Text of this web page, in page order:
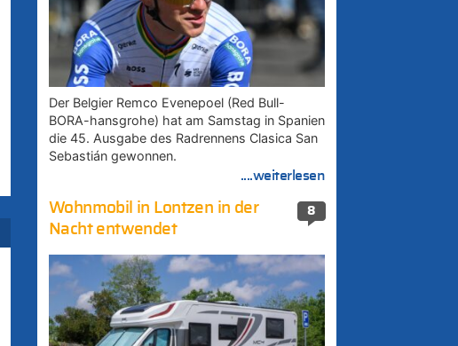
Der Belgier Remco Evenepoel (Red Bull-
BORA-hansgrohe) hat am Samstag in Spanien
die 45. Ausgabe des Radrennens Clasica San
Sebastián gewonnen.
....weiterlesen
8
Wohnmobil in Lontzen in der
Nacht entwendet